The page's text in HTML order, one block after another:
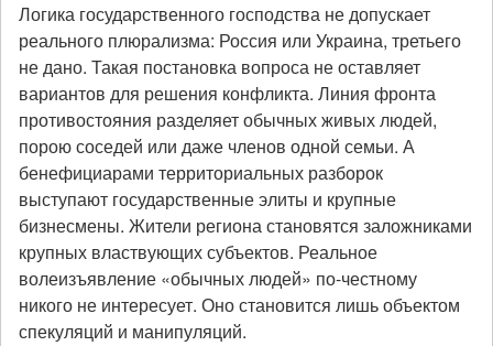
Логика государственного господства не допускает
реального плюрализма: Россия или Украина, третьего
не дано. Такая постановка вопроса не оставляет
вариантов для решения конфликта. Линия фронта
противостояния разделяет обычных живых людей,
порою соседей или даже членов одной семьи. А
бенефициарами территориальных разборок
выступают государственные элиты и крупные
бизнесмены. Жители региона становятся заложниками
крупных властвующих субъектов. Реальное
волеизъявление «обычных людей» по-честному
никого не интересует. Оно становится лишь объектом
спекуляций и манипуляций.